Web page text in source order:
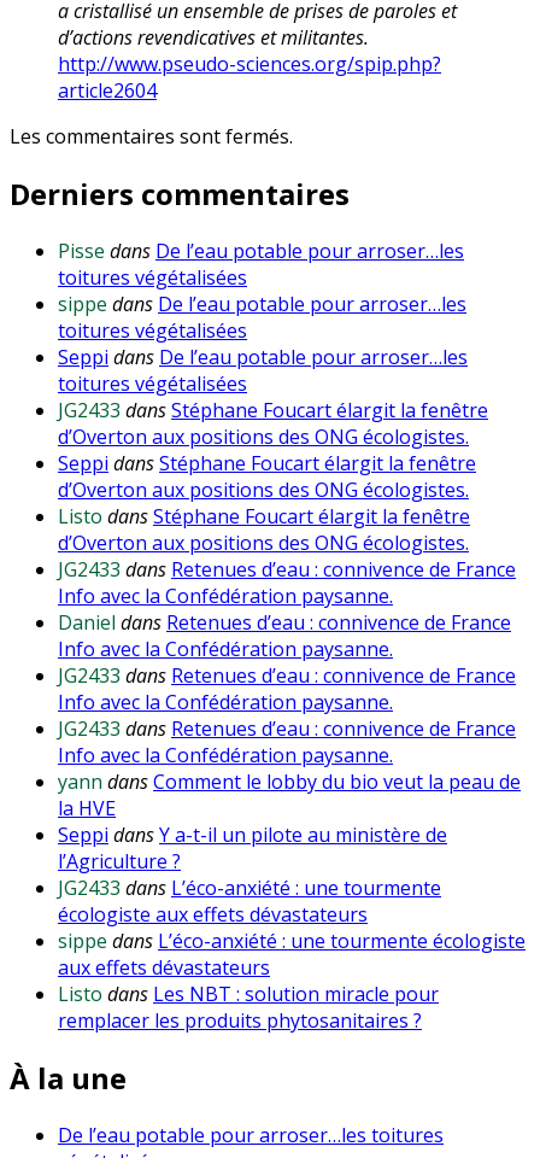
a cristallisé un ensemble de prises de paroles et
d’actions revendicatives et militantes.
http://www.pseudo-sciences.org/spip.php?
article2604
Les commentaires sont fermés.
Derniers commentaires
Pisse dans De l’eau potable pour arroser…les
toitures végétalisées
sippe dans De l’eau potable pour arroser…les
toitures végétalisées
Seppi dans De l’eau potable pour arroser…les
toitures végétalisées
JG2433 dansStéphane Foucart élargit la fenêtre
d’Overton aux positions des ONG écologistes.
Seppi dansStéphane Foucart élargit la fenêtre
d’Overton aux positions des ONG écologistes.
Listo dansStéphane Foucart élargit la fenêtre
d’Overton aux positions des ONG écologistes.
JG2433 dans Retenues d’eau : connivence de France
Info avec la Confédération paysanne.
Daniel dans Retenues d’eau : connivence de France
Info avec la Confédération paysanne.
JG2433 dans Retenues d’eau : connivence de France
Info avec la Confédération paysanne.
JG2433 dans Retenues d’eau : connivence de France
Info avec la Confédération paysanne.
yann dansComment le lobby du bio veut la peau de
la HVE
Seppi dansY a-t-il un pilote au ministère de
l’Agriculture ?
JG2433 dans L’éco-anxiété : une tourmente
écologiste aux effets dévastateurs
sippe dans L’éco-anxiété : une tourmente écologiste
aux effets dévastateurs
Listo dans Les NBT : solution miracle pour
remplacer les produits phytosanitaires ?
À la une
De l’eau potable pour arroser…les toitures